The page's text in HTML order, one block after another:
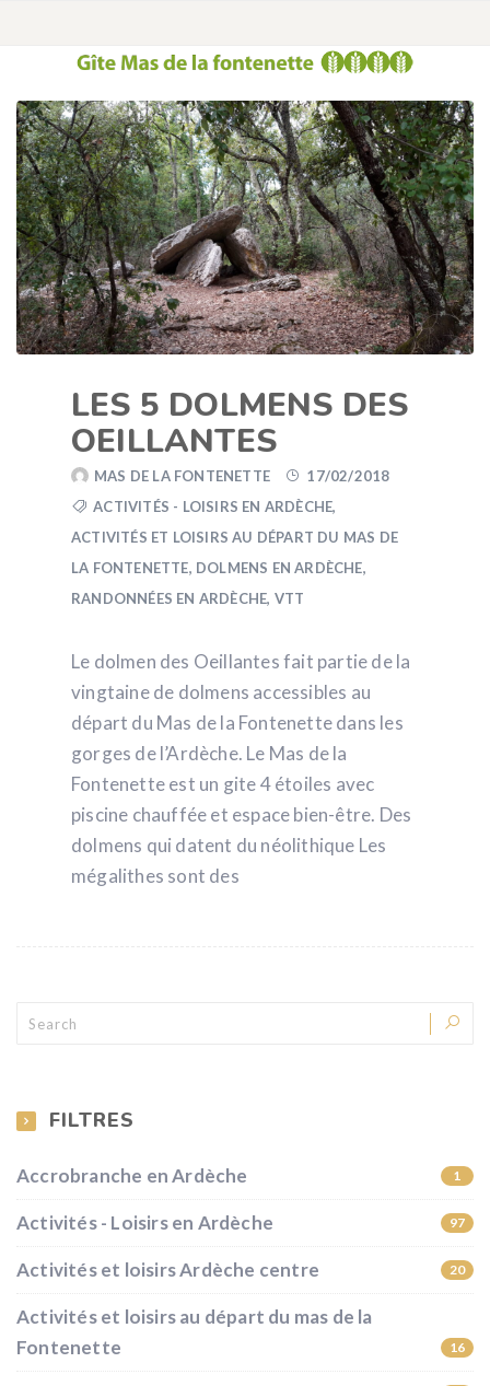
LES 5 DOLMENS DES
OEILLANTES
MAS DE LA FONTENETTE
17/02/2018
ACTIVITÉS - LOISIRS EN ARDÈCHE,
ACTIVITÉS ET LOISIRS AU DÉPART DU MAS DE
LA FONTENETTE, DOLMENS EN ARDÈCHE,
RANDONNÉES EN ARDÈCHE, VTT
Le dolmen des Oeillantes fait partie de la
vingtaine de dolmens accessibles au
départ du Mas de la Fontenette dans les
gorges de l’Ardèche. Le Mas de la
Fontenette est un gite 4 étoiles avec
piscine chauffée et espace bien-être. Des
dolmens qui datent du néolithique Les
mégalithes sont des
FILTRES
Accrobranche en Ardèche 1
Activités - Loisirs en Ardèche 97
Activités et loisirs Ardèche centre 20
Activités et loisirs au départ du mas de la
Fontenette
16